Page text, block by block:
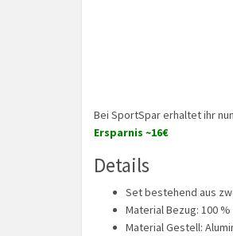
Bei SportSpar erhaltet ihr
Ersparnis ~16€
Details
Set bestehend aus
Material Bezug: 100
Material Gestell: